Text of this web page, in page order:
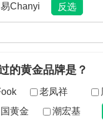
Chanyi
的黄金品牌是？
老凤祥
黄金 潮宏基